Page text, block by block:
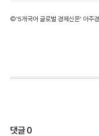
©'5개국어 글로벌 경제신문' 아주
댓글0